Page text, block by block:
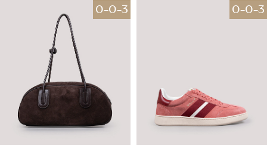
0-0-3 0-0-3